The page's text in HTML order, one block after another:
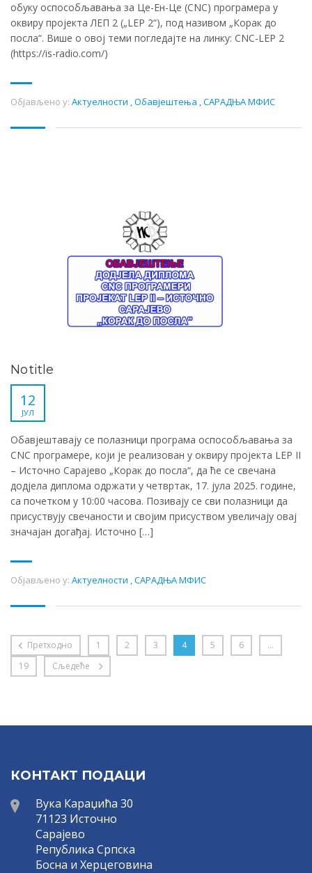
обуку оспособљавања за Це-Ен-Це (CNC) програмера у
оквиру пројекта ЛЕП 2 („LEP 2“), под називом „Корак до
посла“. Више о овој теми погледајте на линку: CNC-LEP 2
(https://is-radio.com/)
Објављено у: Актуелности ,Обавјештења ,САРАДЊА МФИС
No title
12
ЈУЛ
Обавјештавају се полазници програма оспособљавања за
CNC програмере, који је реализован у оквиру пројекта LEP II
– Источно Сарајево „Корак до посла“, да ће се свечана
додјела диплома одржати у четвртак, 17. јула 2025. године,
са почетком у 10:00 часова. Позивају се сви полазници да
присуствују свечаности и својим присуством увеличају овај
значајан догађај. Источно […]
Објављено у: Актуелности ,САРАДЊА МФИС
Претходно 1 2 3 4 5 6
…
19
Сљедеће
КОНТАКТ ПОДАЦИ
Вука Караџића 30
71123 Источно
Сарајево
Република Српска
Босна и Херцеговина